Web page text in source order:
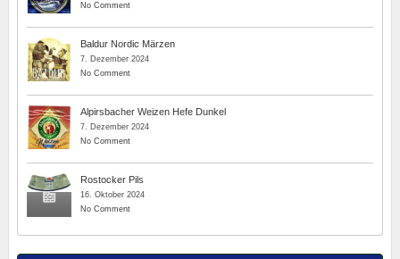
No Comment
Baldur Nordic Märzen
7. Dezember 2024
No Comment
Alpirsbacher Weizen Hefe Dunkel
7. Dezember 2024
No Comment
Rostocker Pils
16. Oktober 2024
No Comment